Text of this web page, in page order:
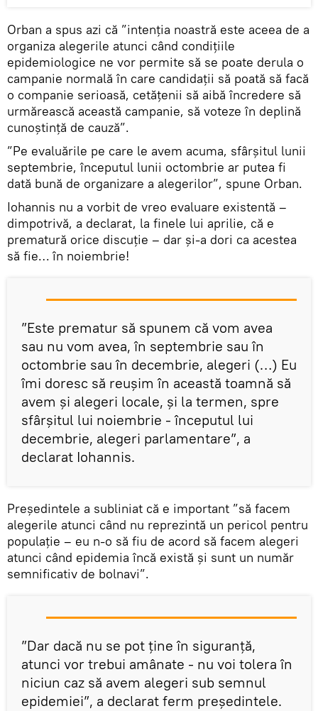
Orban a spus azi că ”intenţia noastră este aceea de a
organiza alegerile atunci când condiţiile
epidemiologice ne vor permite să se poate derula o
campanie normală în care candidaţii să poată să facă
o companie serioasă, cetăţenii să aibă încredere să
urmărească această campanie, să voteze în deplină
cunoştinţă de cauză”.
”Pe evaluările pe care le avem acuma, sfârşitul lunii
septembrie, începutul lunii octombrie ar putea fi
dată bună de organizare a alegerilor”, spune Orban.
Iohannis nu a vorbit de vreo evaluare existentă –
dimpotrivă, a declarat, la finele lui aprilie, că e
prematură orice discuție – dar și-a dori ca acestea
să fie… în noiembrie!
”Este prematur să spunem că vom avea
sau nu vom avea, în septembrie sau în
octombrie sau în decembrie, alegeri (…) Eu
îmi doresc să reuşim în această toamnă să
avem şi alegeri locale, şi la termen, spre
sfârşitul lui noiembrie - începutul lui
decembrie, alegeri parlamentare”, a
declarat Iohannis.
Președintele a subliniat că e important ”să facem
alegerile atunci când nu reprezintă un pericol pentru
populaţie – eu n-o să fiu de acord să facem alegeri
atunci când epidemia încă există şi sunt un număr
semnificativ de bolnavi”.
”Dar dacă nu se pot ţine în siguranţă,
atunci vor trebui amânate - nu voi tolera în
niciun caz să avem alegeri sub semnul
epidemiei”, a declarat ferm președintele.